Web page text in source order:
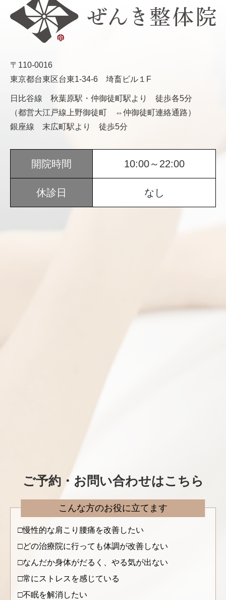
〒110-0016
東京都台東区台東1-34-6 埼畜ビル１F
日比谷線 秋葉原駅・仲御徒町駅より 徒歩各5分
（都営大江戸線上野御徒町 ⇔仲御徒町連絡通路）
銀座線 末広町駅より 徒歩5分
開院時間 10:00～22:00
休診日 なし
ご予約・お問い合わせはこちら
こんな方のお役に立てます
慢性的な肩こり腰痛を改善したい
どの治療院に行っても体調が改善しない
なんだか身体がだるく、やる気が出ない
常にストレスを感じている
不眠を解消したい